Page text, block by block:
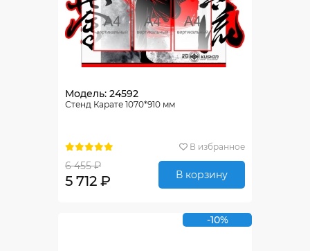
Модель: 24592
Стенд Карате 1070*910 мм
В избранное
6 455 ₽
5 712 ₽ В корзину
-10%